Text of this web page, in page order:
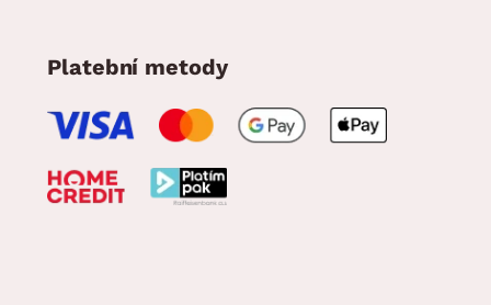
Platební metody